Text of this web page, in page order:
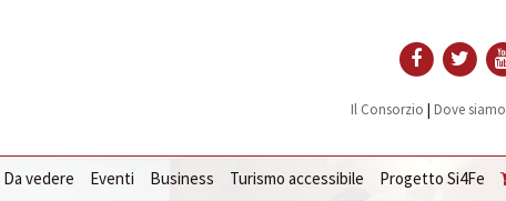
Il Consorzio | Dove siamo
Da vedere Eventi Business Turismo accessibile Progetto Si4Fe